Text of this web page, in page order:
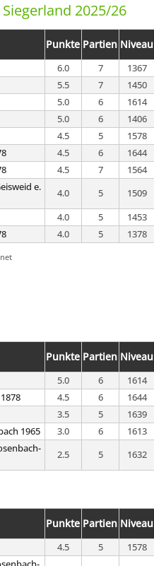
2025/26
Punkte Partien Niveau
6.0 7 1367
5.5 7 1450
5.0 6 1614
5.0 6 1406
4.5 5 1578
4.5 6 1644
4.5 7 1564
e.
4.0 5 1509
4.0 5 1453
4.0 5 1378
Punkte Partien Niveau
5.0 6 1614
4.5 6 1644
3.5 5 1639
1965 3.0 6 1613
2.5 5 1632
Punkte Partien Niveau
4.5 5 1578